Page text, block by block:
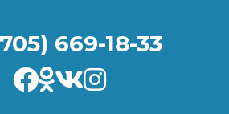
669-18-33